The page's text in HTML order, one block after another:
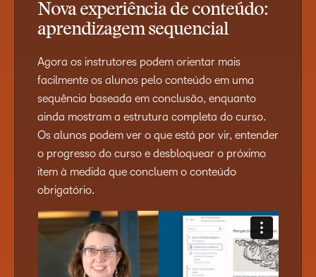
Nova experiência de conteúdo:
aprendizagem sequencial
Agora os instrutores podem orientar mais
facilmente os alunos pelo conteúdo em uma
sequência baseada em conclusão, enquanto
ainda mostram a estrutura completa do curso.
Os alunos podem ver o que está por vir, entender
o progresso do curso e desbloquear o próximo
item à medida que concluem o conteúdo
obrigatório.